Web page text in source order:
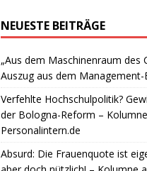
NEUESTE BEITRÄGE
„Aus dem Maschinenraum des
Auszug aus dem
Verfehlte Hochschulpolitik?
der Bologna-Reform –
Personalintern.de
Absurd: Die Frauenquote ist